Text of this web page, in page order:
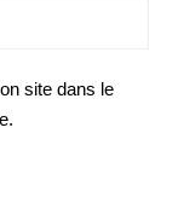
site dans le